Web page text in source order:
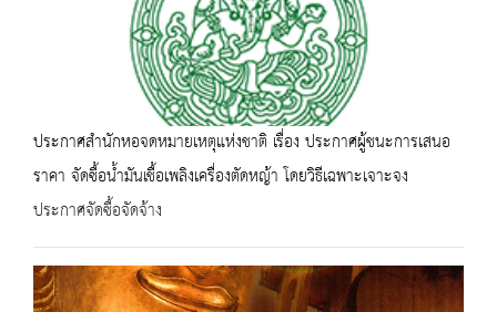
ประกาศสำนักหอจดหมายเหตุแห่งชาติ เรื่อง ประกาศผู้ชนะการเสนอ
ราคา จัดซื้อน้ำมันเชื้อเพลิงเครื่องตัดหญ้า โดยวิธีเฉพาะเจาะจง
ประกาศจัดซื้อจัดจ้าง